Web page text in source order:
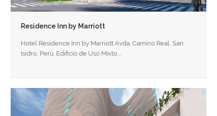
Residence Inn by Marriott
Hotel Residence Inn by Marriott Avda. Camino Real, San
Isidro, Perú. Edificio de Uso Mixto,…